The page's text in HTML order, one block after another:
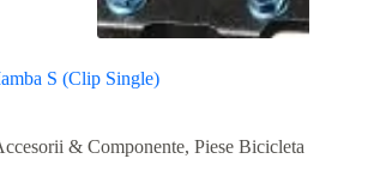
S (Clip Single)
& Componente, Piese Bicicleta